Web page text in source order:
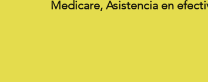
Medicare, Asistencia en